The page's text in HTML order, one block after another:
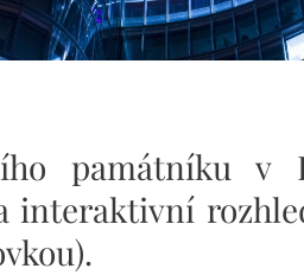
památníku v
interaktivní